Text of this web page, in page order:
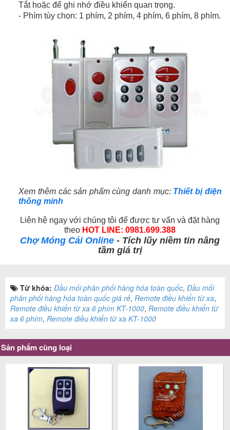
Tắt hoặc để ghi nhớ điều khiển quan trọng.
- Phím tùy chọn: 1 phím, 2 phím, 4 phím, 6 phím, 8 phím.
Xem thêm các sản phẩm cùng danh mục: Thiết bị điện
thông minh
Liên hệ ngay với chúng tôi để được tư vấn và đặt hàng
theo HOT LINE: 0981.699.388
Chợ Móng Cái Online - Tích lũy niềm tin nâng
tầm giá trị
Từ khóa: Đầu mối phân phối hàng hóa toàn quốc, Đầu mối
phân phối hàng hóa toàn quốc giá rẻ, Remote điều khiển từ xa,
Remote điều khiển từ xa 6 phím KT-1000, Remote điều khiển từ
xa 6 phím, Remote điều khiển từ xa KT-1000
Sản phẩm cùng loại